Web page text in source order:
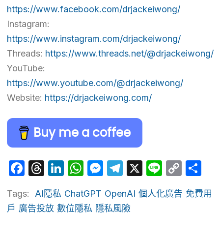
https://www.facebook.com/drjackeiwong/
Instagram:
https://www.instagram.com/drjackeiwong/
Threads: https://www.threads.net/@drjackeiwong/
YouTube:
https://www.youtube.com/@drjackeiwong/
Website: https://drjackeiwong.com/
Buy me a coffee
Facebook
Threads
LinkedIn
WhatsApp
Messenger
Telegram
X LineCopy
Tags: AI隱私 ChatGPT OpenAI 個人化廣告 免費用
戶 廣告投放 數位隱私 隱私風險